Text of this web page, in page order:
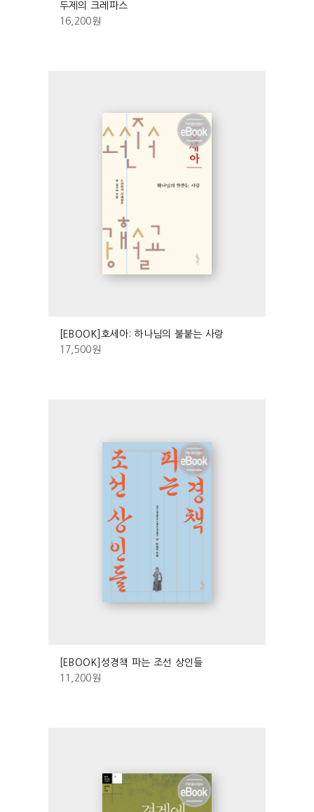
두제의 크레파스
16,200원
[EBOOK]호세아: 하나님의 불붙는 사랑
17,500원
[EBOOK]성경책 파는 조선 상인들
11,200원